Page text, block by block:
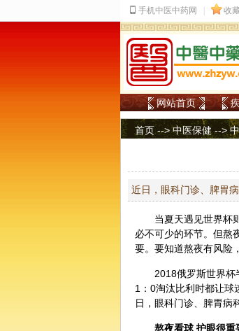
网站首页
首页 -->中医保健 -->
近日，眼科门诊、脾胃
当夏天遇见世界杯
必不可少的环节。但熬
要。要知道熬夜有风险
2018俄罗斯世界杯
1：0淘汰比利时都让球
日， 眼科门诊、脾胃病
熬夜看球 护眼很重